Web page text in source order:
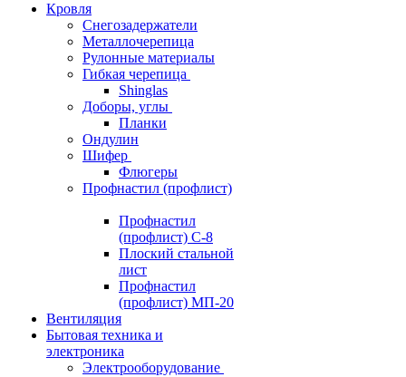
Кровля
Снегозадержатели
Металлочерепица
Рулонные материалы
Гибкая черепица
Shinglas
Доборы, углы
Планки
Ондулин
Шифер
Флюгеры
Профнастил (профлист)
Профнастил
(профлист) С-8
Плоский стальной
лист
Профнастил
(профлист) МП-20
Вентиляция
Бытовая техника и
электроника
Электрооборудование